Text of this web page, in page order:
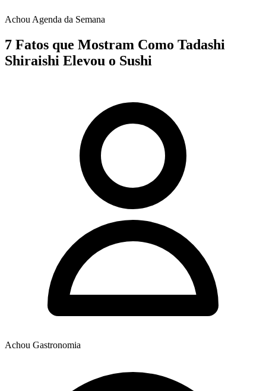
Achou Agenda da Semana
7 Fatos que Mostram Como Tadashi
Shiraishi Elevou o Sushi
Achou Gastronomia